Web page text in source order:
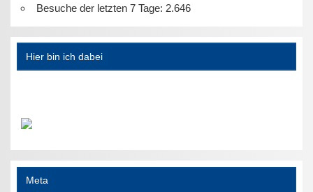
Besuche der letzten 7 Tage: 2.646
Hier bin ich dabei
Meta